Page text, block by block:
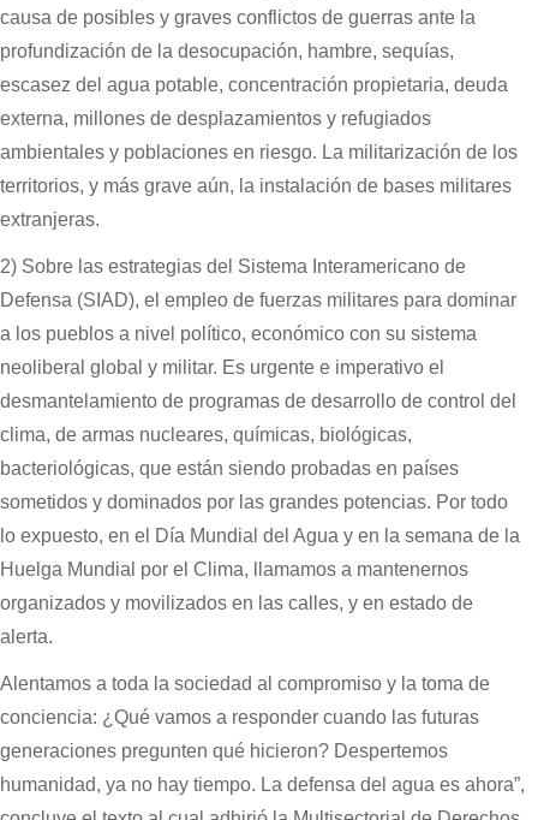
causa de posibles y graves conflictos de guerras ante la
profundización de la desocupación, hambre, sequías,
escasez del agua potable, concentración propietaria, deuda
externa, millones de desplazamientos y refugiados
ambientales y poblaciones en riesgo. La militarización de los
territorios, y más grave aún, la instalación de bases militares
extranjeras.
2) Sobre las estrategias del Sistema Interamericano de
Defensa (SIAD), el empleo de fuerzas militares para dominar
a los pueblos a nivel político, económico con su sistema
neoliberal global y militar. Es urgente e imperativo el
desmantelamiento de programas de desarrollo de control del
clima, de armas nucleares, químicas, biológicas,
bacteriológicas, que están siendo probadas en países
sometidos y dominados por las grandes potencias. Por todo
lo expuesto, en el Día Mundial del Agua y en la semana de la
Huelga Mundial por el Clima, llamamos a mantenernos
organizados y movilizados en las calles, y en estado de
alerta.
Alentamos a toda la sociedad al compromiso y la toma de
conciencia: ¿Qué vamos a responder cuando las futuras
generaciones pregunten qué hicieron? Despertemos
humanidad, ya no hay tiempo. La defensa del agua es ahora”,